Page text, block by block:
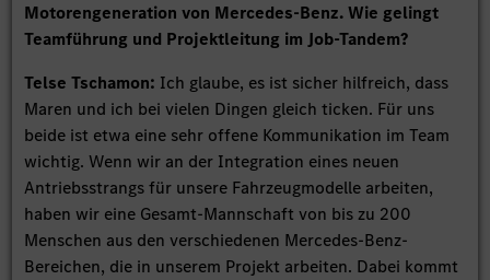
Motorengeneration von Mercedes-Benz. Wie gelingt
Teamführung und Projektleitung im Job-Tandem?
Telse Tschamon: Ich glaube, es ist sicher hilfreich, dass
Maren und ich bei vielen Dingen gleich ticken. Für uns
beide ist etwa eine sehr offene Kommunikation im Team
wichtig. Wenn wir an der Integration eines neuen
Antriebsstrangs für unsere Fahrzeugmodelle arbeiten,
haben wir eine Gesamt-Mannschaft von bis zu 200
Menschen aus den verschiedenen Mercedes-Benz-
Bereichen, die in unserem Projekt arbeiten. Dabei kommt